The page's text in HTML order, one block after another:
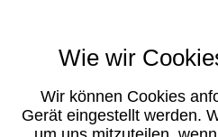
Wie wir
Wir können Cookies
Gerät eingestellt werden.